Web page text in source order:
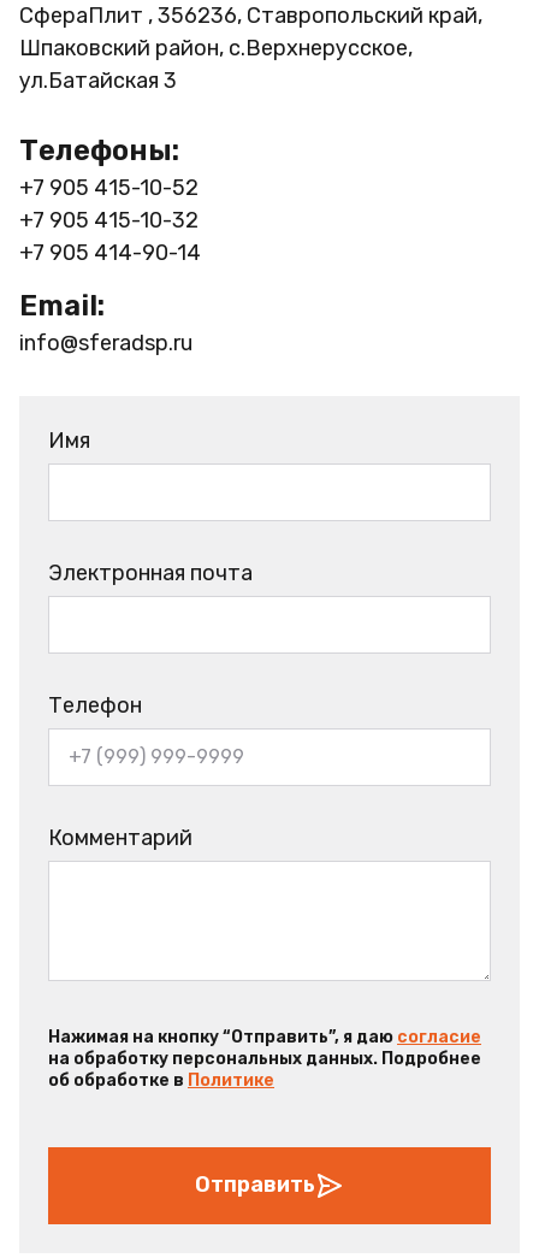
СфераПлит , 356236, Ставропольский край,
Шпаковский район, с.Верхнерусское,
ул.Батайская 3
Телефоны:
+7 905 415-10-52
+7 905 415-10-32
+7 905 414-90-14
Email:
info@sferadsp.ru
Имя
Электронная почта
Телефон
Комментарий
Нажимая на кнопку “Отправить”, я даю согласие
на обработку персональных данных. Подробнее
об обработке в Политике
Отправить